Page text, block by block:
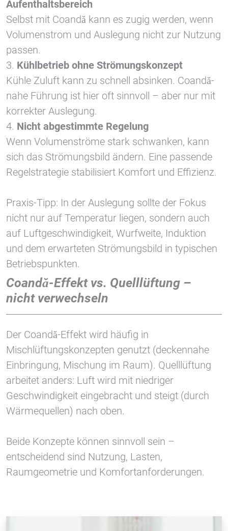
Aufenthaltsbereich
Selbst mit Coandă kann es zugig werden, wenn
Volumenstrom und Auslegung nicht zur Nutzung
passen.
3. Kühlbetrieb ohne Strömungskonzept
Kühle Zuluft kann zu schnell absinken. Coandă-
nahe Führung ist hier oft sinnvoll – aber nur mit
korrekter Auslegung.
4. Nicht abgestimmte Regelung
Wenn Volumenströme stark schwanken, kann
sich das Strömungsbild ändern. Eine passende
Regelstrategie stabilisiert Komfort und Effizienz.
Praxis-Tipp: In der Auslegung sollte der Fokus
nicht nur auf Temperatur liegen, sondern auch
auf Luftgeschwindigkeit, Wurfweite, Induktion
und dem erwarteten Strömungsbild in typischen
Betriebspunkten.
Coandă-Effekt vs. Quelllüftung –
nicht verwechseln
Der Coandă-Effekt wird häufig in
Mischlüftungskonzepten genutzt (deckennahe
Einbringung, Mischung im Raum). Quelllüftung
arbeitet anders: Luft wird mit niedriger
Geschwindigkeit eingebracht und steigt (durch
Wärmequellen) nach oben.
Beide Konzepte können sinnvoll sein –
entscheidend sind Nutzung, Lasten,
Raumgeometrie und Komfortanforderungen.